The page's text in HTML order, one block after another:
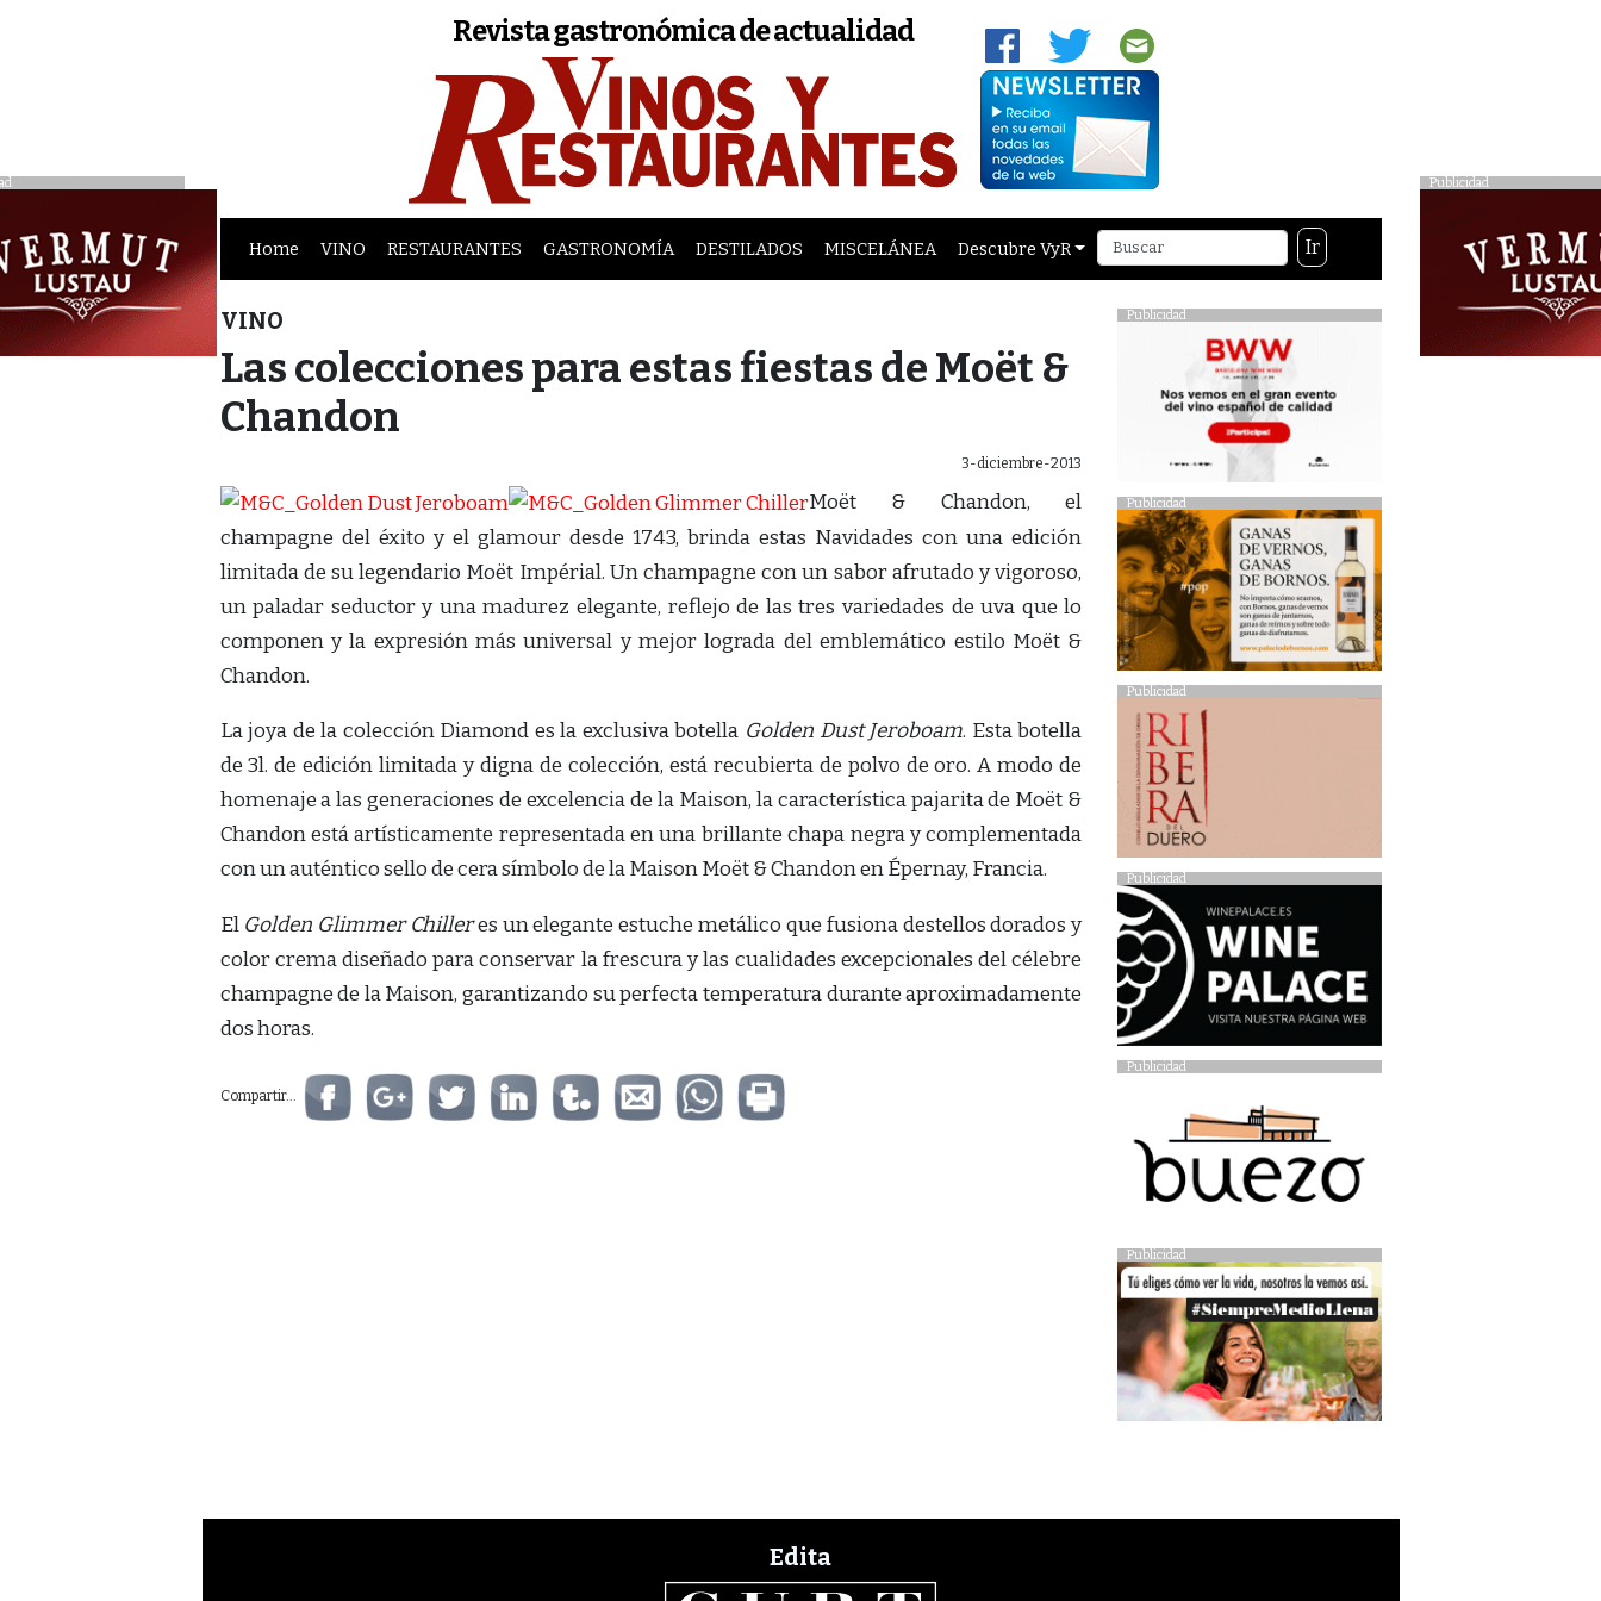
Publicidad
Revista gastronómica de actualidad
Home VINO RESTAURANTES GASTRONOMÍA DESTILADOS MISCELÁNEA Descubre VyR Ir
VINO
Las colecciones para estas fiestas de Moët &
Chandon
3-diciembre-2013
Moët & Chandon, el
champagne del éxito y el glamour desde 1743, brinda estas Navidades con una edición
limitada de su legendario Moët Impérial. Un champagne con un sabor afrutado y vigoroso,
un paladar seductor y una madurez elegante, reflejo de las tres variedades de uva que lo
componen y la expresión más universal y mejor lograda del emblemático estilo Moët &
Chandon.
La joya de la colección Diamond es la exclusiva botella Golden Dust Jeroboam. Esta botella
de 3l. de edición limitada y digna de colección, está recubierta de polvo de oro. A modo de
homenaje a las generaciones de excelencia de la Maison, la característica pajarita de Moët &
Chandon está artísticamente representada en una brillante chapa negra y complementada
con un auténtico sello de cera símbolo de la Maison Moët & Chandon en Épernay, Francia.
El Golden Glimmer Chilleres un elegante estuche metálico que fusiona destellos dorados y
color crema diseñado para conservar la frescura y las cualidades excepcionales del célebre
champagne de la Maison, garantizando su perfecta temperatura durante aproximadamente
dos horas.
Compartir...
Publicidad
Publicidad
Publicidad
Publicidad
Publicidad
Publicidad
Edita